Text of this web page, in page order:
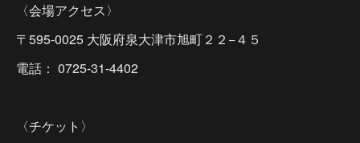
〈会場アクセス〉
〒595-0025 大阪府泉大津市旭町２２−４５
電話： 0725-31-4402
〈チケット〉